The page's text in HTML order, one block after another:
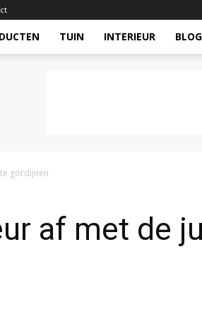
TUIN INTERIEUR BLOG
gordijnen
af met de